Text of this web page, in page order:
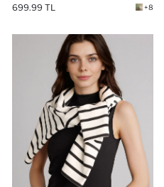
699.99 TL +8